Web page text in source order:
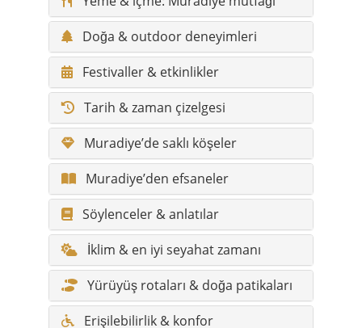
Tarih & zaman çizelgesi
Muradiye’de saklı köşeler
Muradiye’den efsaneler
Söylenceler & anlatılar
İklim & en iyi seyahat zamanı
Yürüyüş rotaları & doğa patikaları
Erişilebilirlik & konfor
Engelli gezginler için bilgiler
Fotoğraf noktaları